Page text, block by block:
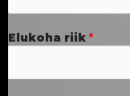
Elukoha riik *